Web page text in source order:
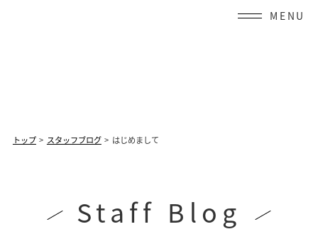
トップ スタッフブログ はじめまして
Staff Blog